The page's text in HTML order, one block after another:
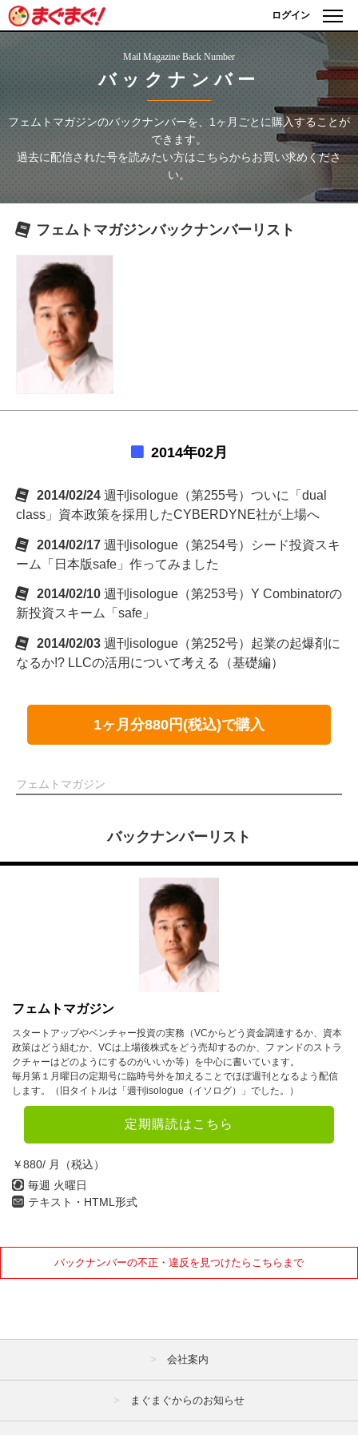
ログイン
Mail Magazine Back Number
バックナンバー
フェムトマガジンのバックナンバーを、1ヶ月ごとに購入することが
できます。
過去に配信された号を読みたい方はこちらからお買い求めくださ
い。
フェムトマガジンバックナンバーリスト
2014年02月
2014/02/24 週刊isologue（第255号）ついに「dual
class」資本政策を採用したCYBERDYNE社が上場へ
2014/02/17 週刊isologue（第254号）シード投資スキ
ーム「日本版safe」作ってみました
2014/02/10 週刊isologue（第253号）Y Combinatorの
新投資スキーム「safe」
2014/02/03 週刊isologue（第252号）起業の起爆剤に
なるか!? LLCの活用について考える（基礎編）
1ヶ月分880円(税込)で購入
フェムトマガジン
バックナンバーリスト
フェムトマガジン
スタートアップやベンチャー投資の実務（VCからどう資金調達するか、資本
政策はどう組むか、VCは上場後株式をどう売却するのか、ファンドのストラ
クチャーはどのようにするのがいいか等）を中心に書いています。
毎月第１月曜日の定期号に臨時号外を加えることでほぼ週刊となるよう配信
します。（旧タイトルは「週刊isologue（イソログ）」でした。）
定期購読はこちら
￥880/ 月（税込）
毎週 火曜日
テキスト・HTML形式
バックナンバーの不正・違反を見つけたらこちらまで
会社案内
まぐまぐからのお知らせ